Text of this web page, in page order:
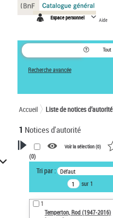
Espace personnel Aide
Tout
Recherche avancée
Accueil Liste de notices d’autorité
1 Notices d'autorité
VOTRE RECHERCHE
Recherche avancée dans les
notices d’autorité
Œuvres liées à l'auteur :
Temperton, Rod (1947-2016)
Voir la sélection (0)
(0)
Tri par : Défaut
sur 1
1
Temperton, Rod (1947-2016)
Panneau de gestion des cookies